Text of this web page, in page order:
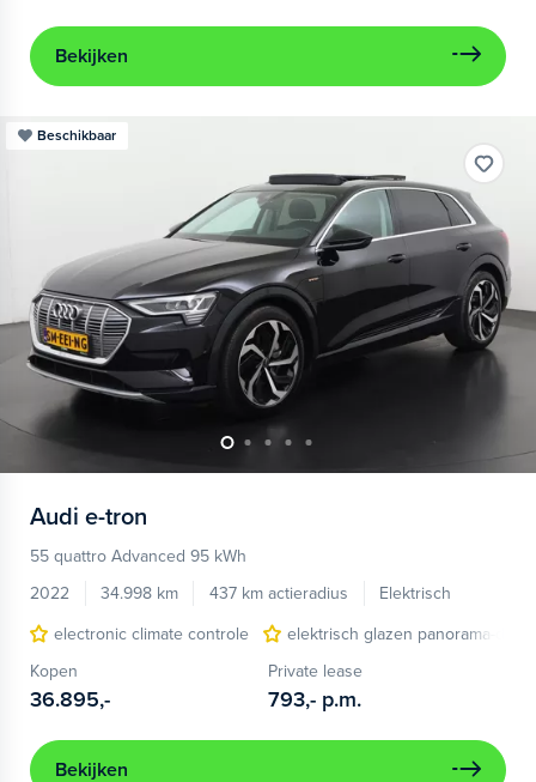
Bekijken
Beschikbaar
Audi e-tron
55 quattro Advanced 95 kWh
2022
34.998 km 437 km actieradius
Elektrisch
electronic climate controle
elektrisch glazen panorama-dak
Kopen
36.895,-
Private lease
793,- p.m.
Bekijken